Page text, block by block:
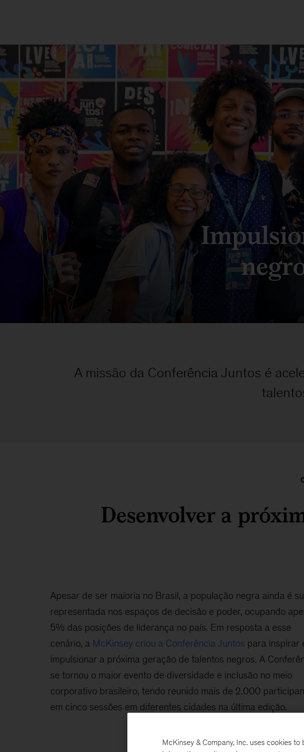
A missão da Conferência Juntos é
Desenvolver a
Apesar de ser maioria no Brasil, a população negra ainda é
representada nos espaços de decisão e poder, ocupando
5% das posições de liderança no país. Em resposta a esse
cenário, a McKinsey criou a Conferência Juntos para inspirar
impulsionar a próxima geração de talentos negros. A
se tornou o maior evento de diversidade e inclusão no meio
corporativo brasileiro, tendo reunido mais de 2.000
em cinco sessões em diferentes cidades na última edição.
McKinsey & Company, Inc. uses cookies